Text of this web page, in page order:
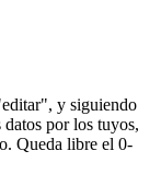
y siguiendo
por los tuyos,
Queda libre el 0-